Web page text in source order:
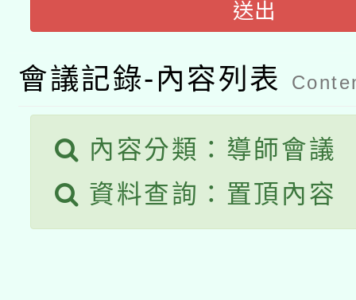
薪期間赴陸應申請許可
轉知經濟部水利署委託
用水績優單位及節水達
動」
桃園市孔廟祈福系列
開 智慧啟航」
2026年桃園地景藝術
送出
會議記錄-內容列表
內容分類：導師會議
資料查詢：置頂內容